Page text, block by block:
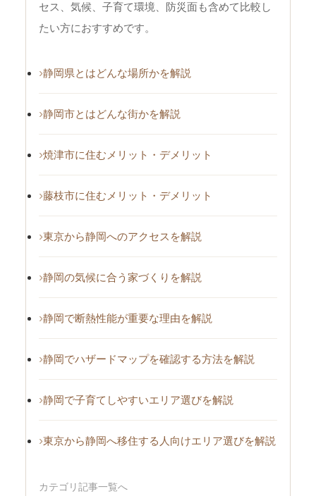
セス、気候、子育て環境、防災面も含めて比較し
たい方におすすめです。
静岡県とはどんな場所かを解説
静岡市とはどんな街かを解説
焼津市に住むメリット・デメリット
藤枝市に住むメリット・デメリット
東京から静岡へのアクセスを解説
静岡の気候に合う家づくりを解説
静岡で断熱性能が重要な理由を解説
静岡でハザードマップを確認する方法を解説
静岡で子育てしやすいエリア選びを解説
東京から静岡へ移住する人向けエリア選びを解説
カテゴリ記事一覧へ